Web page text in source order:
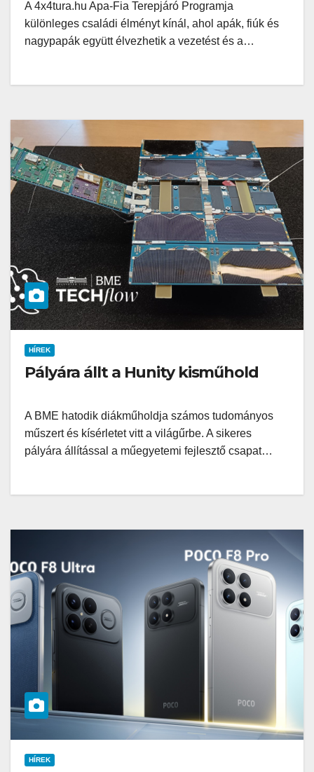
A 4x4tura.hu Apa-Fia Terepjáró Programja
különleges családi élményt kínál, ahol apák, fiúk és
nagypapák együtt élvezhetik a vezetést és a…
HÍREK
Pályára állt a Hunity kisműhold
A BME hatodik diákműholdja számos tudományos
műszert és kísérletet vitt a világűrbe. A sikeres
pályára állítással a műegyetemi fejlesztő csapat…
HÍREK